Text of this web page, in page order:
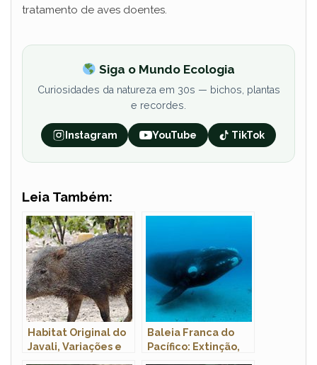
tratamento de aves doentes.
Siga o Mundo Ecologia
Curiosidades da natureza em 30s — bichos, plantas
e recordes.
Instagram YouTube TikTok
Leia Também:
Habitat Original do
Javali, Variações e
Baleia Franca do
Pacífico: Extinção,